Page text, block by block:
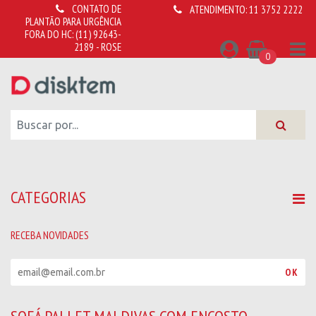
CONTATO DE
PLANTÃO PARA URGÊNCIA
FORA DO HC:(11) 92643-
2189 - ROSE
ATENDIMENTO:11 3752 2222
0
CATEGORIAS
RECEBA NOVIDADES
OK